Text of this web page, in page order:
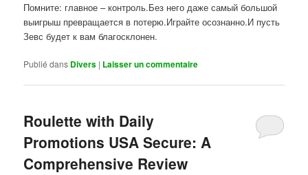
Помните: главное – контроль.Без него даже самый большой
выигрыш превращается в потерю.Играйте осознанно.И пусть
Зевс будет к вам благосклонен.
Publié dans Divers | Laisser un commentaire
Roulette with Daily
Promotions USA Secure: A
Comprehensive Review